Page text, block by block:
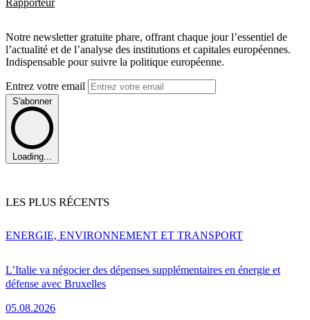
Rapporteur
Notre newsletter gratuite phare, offrant chaque jour l’essentiel de
l’actualité et de l’analyse des institutions et capitales européennes.
Indispensable pour suivre la politique européenne.
Entrez votre email
S'abonner
Loading...
LES PLUS RÉCENTS
L’Italie va négocier des dépenses supplémentaires en énergie et
défense avec Bruxelles
05.08.2026
ENERGIE, ENVIRONNEMENT ET TRANSPORT